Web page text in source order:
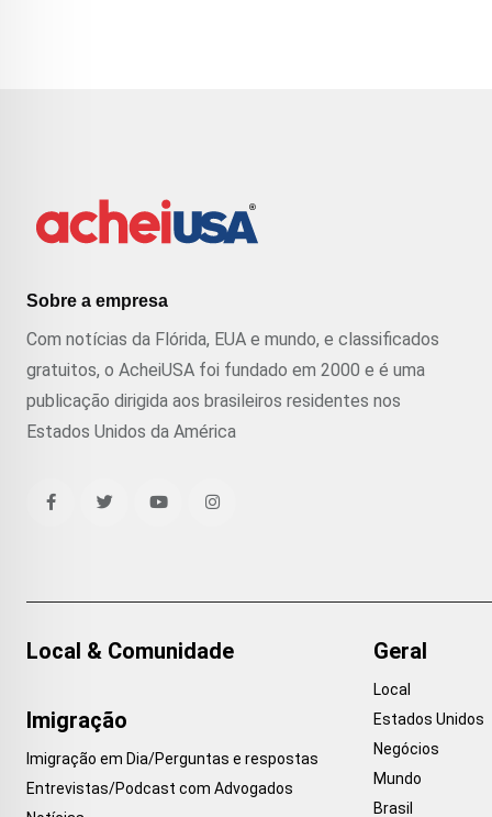
Sobre a empresa
Com notícias da Flórida, EUA e mundo, e classificados
gratuitos, o AcheiUSA foi fundado em 2000 e é uma
publicação dirigida aos brasileiros residentes nos
Estados Unidos da América
Local & Comunidade
Imigração
Imigração em Dia/Perguntas e respostas
Entrevistas/Podcast com Advogados
Geral
Local
Estados Unidos
Negócios
Mundo
Brasil